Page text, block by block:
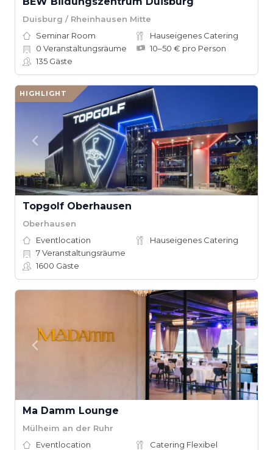
Duisburg / Rheinhausen Mitte
Seminar Room
Hauseigenes Catering
0 Veranstaltungsräume
10–50 € pro Person
135 Gäste
HIGHLIGHT
Topgolf Oberhausen
Oberhausen
Eventlocation
Hauseigenes Catering
7Veranstaltungsräume
1600 Gäste
Ma Damm Lounge
Mülheim an der Ruhr
Eventlocation
Catering Flexibel